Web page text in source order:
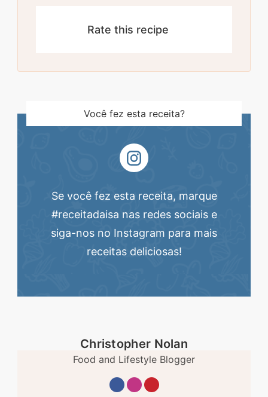
Rate this recipe
Você fez esta receita?
Se você fez esta receita, marque
#receitadaisa nas redes sociais e
siga-nos no Instagram para mais
receitas deliciosas!
Christopher Nolan
Food and Lifestyle Blogger